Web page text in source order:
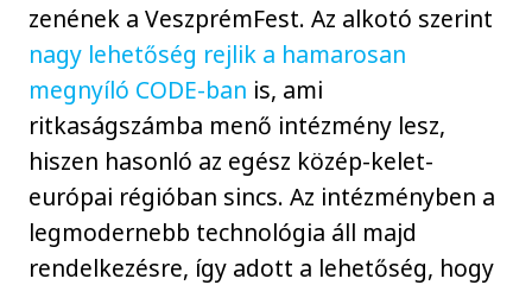
zenének a VeszprémFest. Az alkotó szerint
nagy lehetőség rejlik a hamarosan
megnyíló CODE-ban is, ami
ritkaságszámba menő intézmény lesz,
hiszen hasonló az egész közép-kelet-
európai régióban sincs. Az intézményben a
legmodernebb technológia áll majd
rendelkezésre, így adott a lehetőség, hogy